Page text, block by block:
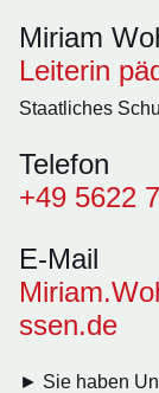
Miriam
Leiterin
Staatliches
Telefon
+49 5622
E-Mail
ssen.de
► Sie haben